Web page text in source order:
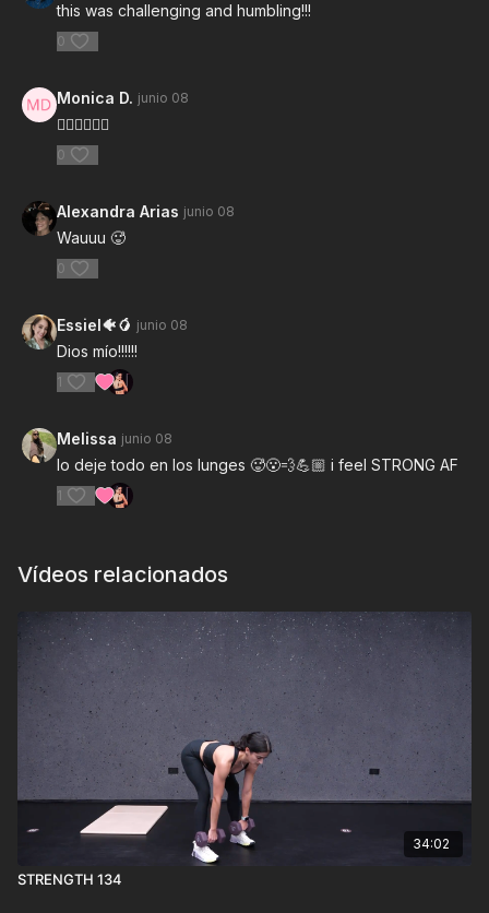
this was challenging and humbling!!!
0
Monica D. junio 08
❤️‍🔥❤️‍🔥❤️‍🔥
0
Alexandra Arias junio 08
Wauuu 🥵
0
Essiel🐠🥭 junio 08
Dios mío!!!!!!
1
Melissa junio 08
lo deje todo en los lunges 🥵😮‍💨💪🏼 i feel STRONG AF
1
Vídeos relacionados
34:02
STRENGTH 134